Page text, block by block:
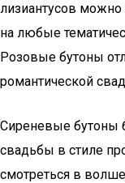
лизиантусов можно
на любые
Розовые бутоны
романтической
Сиреневые бутоны
свадьбы в стиле
смотреться в